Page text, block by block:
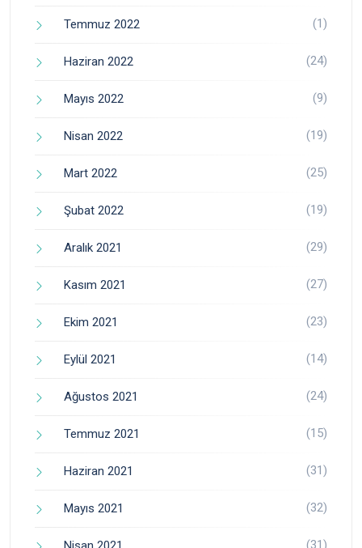
Temmuz 2022 (1)
Haziran 2022 (24)
Mayıs 2022 (9)
Nisan 2022 (19)
Mart 2022 (25)
Şubat 2022 (19)
Aralık 2021 (29)
Kasım 2021 (27)
Ekim 2021 (23)
Eylül 2021 (14)
Ağustos 2021 (24)
Temmuz 2021 (15)
Haziran 2021 (31)
Mayıs 2021 (32)
(31)